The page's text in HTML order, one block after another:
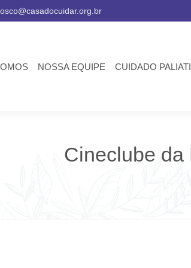
NOSSA EQUIPE CUIDADO
Cineclube da